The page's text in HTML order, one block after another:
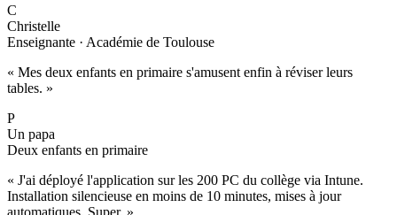
C
Christelle
Enseignante · Académie de Toulouse
« Mes deux enfants en primaire s'amusent enfin à réviser leurs
tables. »
P
Un papa
Deux enfants en primaire
« J'ai déployé l'application sur les 200 PC du collège via Intune.
Installation silencieuse en moins de 10 minutes, mises à jour